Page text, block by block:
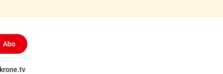
Abo
krone.tv